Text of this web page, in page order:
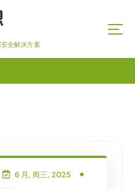
全解决方案
6 月, 周三, 2025